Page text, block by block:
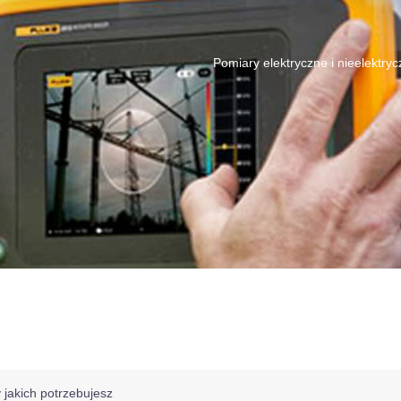
Pomiary elektryczne i
jakich potrzebujesz